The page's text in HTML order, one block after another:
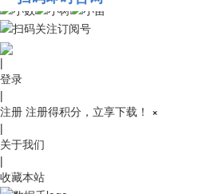
010-53689091
|
登录
|
注册 注册得积分，立享下载！ ×
|
关于我们
|
收藏本站